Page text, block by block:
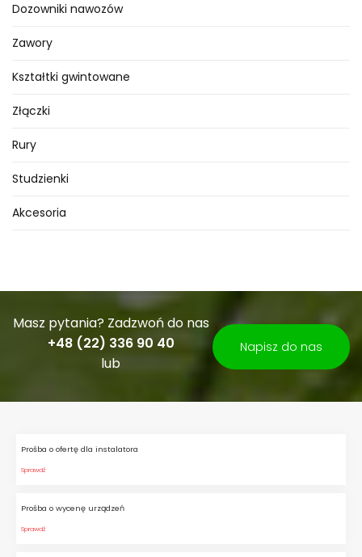
Dozowniki nawozów
Zawory
Kształtki gwintowane
Złączki
Rury
Studzienki
Akcesoria
Masz pytania? Zadzwoń do nas
+48 (22) 336 90 40
lub
Napisz do nas
Prośba o ofertę dla instalatora
Sprawdź
Prośba o wycenę urządzeń
Sprawdź